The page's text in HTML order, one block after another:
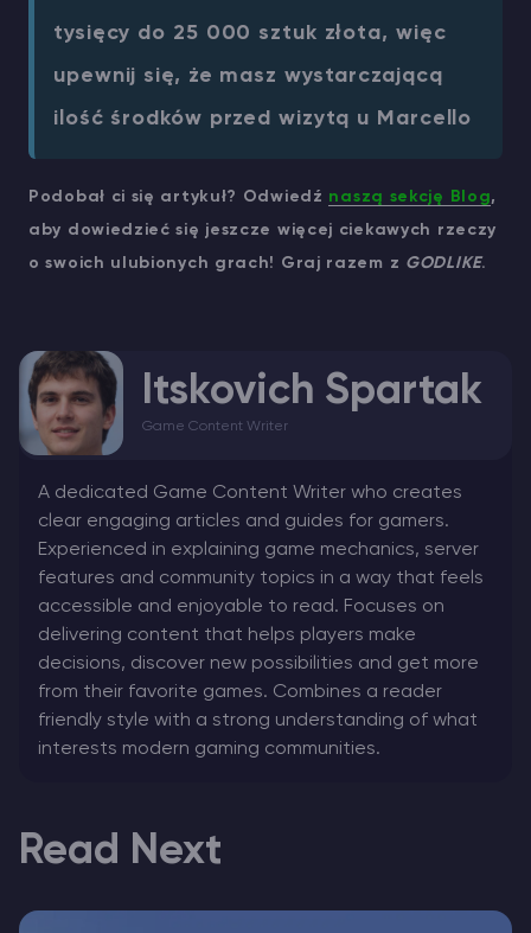
tysięcy do 25 000 sztuk złota, więc
upewnij się, że masz wystarczającą
ilość środków przed wizytą u Marcello
Podobał ci się artykuł? Odwiedź naszą sekcję Blog,
aby dowiedzieć się jeszcze więcej ciekawych rzeczy
o swoich ulubionych grach! Graj razem z GODLIKE.
Itskovich Spartak
Game Content Writer
A dedicated Game Content Writer who creates
clear engaging articles and guides for gamers.
Experienced in explaining game mechanics, server
features and community topics in a way that feels
accessible and enjoyable to read. Focuses on
delivering content that helps players make
decisions, discover new possibilities and get more
from their favorite games. Combines a reader
friendly style with a strong understanding of what
interests modern gaming communities.
Read Next